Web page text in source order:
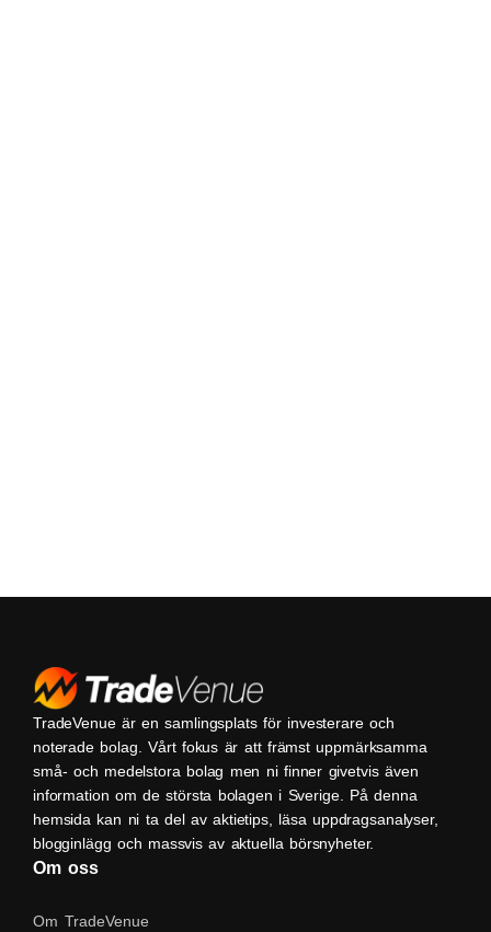
TradeVenue är en samlingsplats för investerare och
noterade bolag. Vårt fokus är att främst uppmärksamma
små- och medelstora bolag men ni finner givetvis även
information om de största bolagen i Sverige. På denna
hemsida kan ni ta del av aktietips, läsa uppdragsanalyser,
blogginlägg och massvis av aktuella börsnyheter.
Om oss
Om TradeVenue